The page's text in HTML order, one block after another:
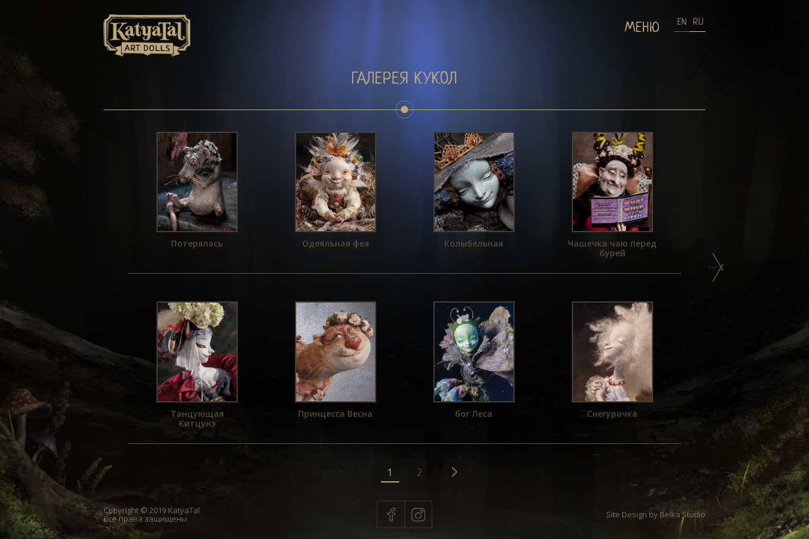
МЕНЮ
ГАЛЕРЕЯ КУКОЛ
ГАЛЕРЕЯ УКРАШЕНИЙ
ОБ АВТОРЕ
ОБРАТНАЯ СВЯЗЬ
EN RU
ГАЛЕРЕЯ КУКОЛ
Потерялась Одеяльная фея Колыбельная
Чашечка чаю перед
бурей
Танцующая
Китцунэ
Принцесса Весна бог Леса Снегурочка
1 2
Copyright © 2019 KatyaTal
Все права защищены Site Design by Belka Studio